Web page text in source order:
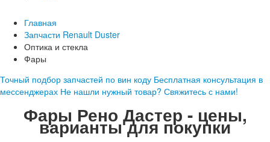
Главная
Запчасти Renault Duster
Оптика и стекла
Фары
Точный подбор запчастей по вин коду Бесплатная консультация в
мессенджерах Не нашли нужный товар? Свяжитесь с нами!
Фары Рено Дастер - цены,
варианты для покупки